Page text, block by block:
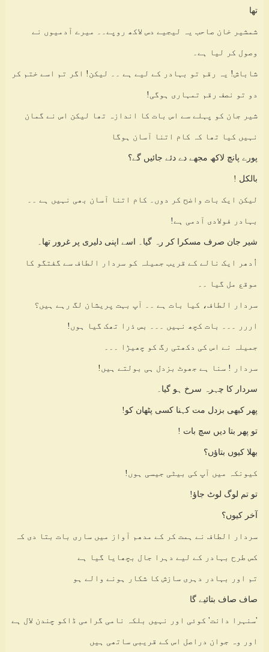
تھا
شمشیر خان صاحب یہ لیجیے دس لاکھ روپے۔۔ میرے آدمیوں نے
وصول کر لیا ہے۔
شاباش! یہ رقم تو بہادر کے لیے ہے ۔۔ لیکن! اگر تم اسے ختم کر
دو تو نصف رقم تمہاری ہوگی!
شیر جان کو پہلے سے اس بات کا اندازہ تھا لیکن اس نے گمان
نہیں کیا تھا کہ کام اتنا آسان ہوگا
پورے پانچ لاکھ مجھے دے دئے جائیں گے؟
بالکل !
لیکن ایک بات واضح کر دوں۔ کام اتنا آسان بھی نہیں ہے ۔۔
بہادر فولادی آدمی ہے!
شیر جان صرف مسکرا کر رہ گیا۔ اسے اپنی دلیری پر غرور تھا۔
اُدھر ایک نالے کے قریب جمیلہ کو سردار الطاف سے گفتگو کا
موقع مل گیا ۔۔
سردار الطاف، کیا بات ہے ۔۔ آپ بہت پریشان لگ رہے ہیں؟
اررر ۔۔۔ بات کچھ نہیں ۔۔۔ بس ذرا تھک گیا ہوں!
جمیلہ نے اس کی دکھتی رگ کو چھیڑا ۔۔۔
سردار ! سنا ہے جھوٹ بزدل ہی بولتے ہیں!
سردار کا چہرہ سرخ ہو گیا۔
پھر کبھی بزدل مت کہنا کسی پٹھان کو!
تو پھر بتا دیں سچ بات !
بھلا کیوں بتاؤں؟
کیونکہ میں آپ کی بیٹی جیسی ہوں!
تو تم لوگ لوٹ جاؤ!
آخر کیوں؟
سردار الطاف نے ہمت کر کے مدھم آواز میں ساری بات بتا دی کہ
کس طرح بہادر کے لیے دہرا جال بچھایا گیا ہے
تم اور بہادر دہری سازش کا شکار ہونے والے ہو
صاف صاف بتائیے گا
'سنہرا دانت' کوئی اور نہیں بلکہ نامی گرامی ڈاکو چندن لال ہے
اور وہ جوان دراصل اس کے قریبی ساتھی ہیں